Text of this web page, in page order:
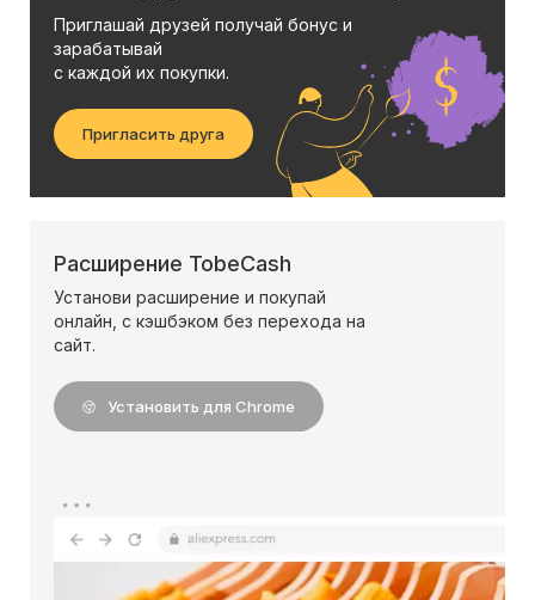
Приглашай друзей получай бонус и
зарабатывай
с каждой их покупки.
Пригласить друга
Расширение TobeCash
Установи расширение и покупай
онлайн, с кэшбэком без перехода на
сайт.
Установить для Chrome